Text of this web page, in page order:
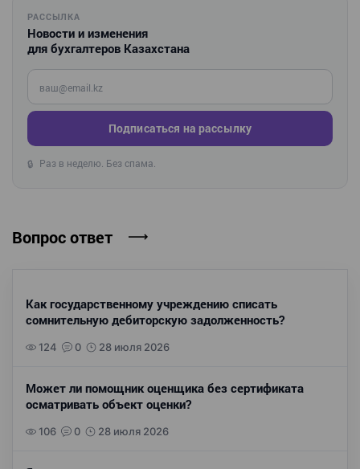
РАССЫЛКА
Новости и изменения
для бухгалтеров Казахстана
Введите ваш e-mail
Подписаться на рассылку
🔒 Раз в неделю. Без спама.
Вопрос ответ
Как государственному учреждению списать
сомнительную дебиторскую задолженность?
124 0 28 июля 2026
Может ли помощник оценщика без сертификата
осматривать объект оценки?
106 0 28 июля 2026